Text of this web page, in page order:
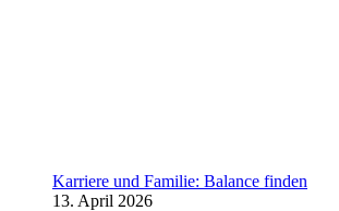
Karriere und Familie: Balance finden
13. April 2026